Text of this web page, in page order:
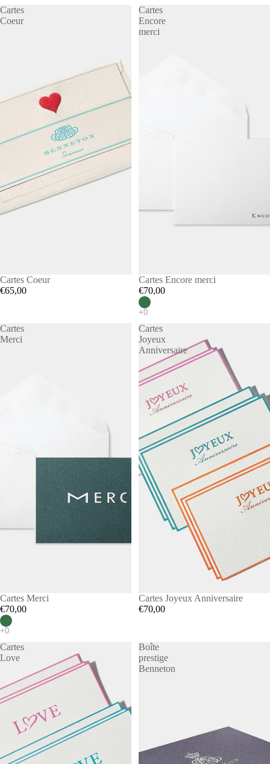
Cartes
Coeur
Cartes Coeur
€65,00
Cartes
Encore
merci
Cartes Encore merci
€70,00
Cartes
Merci
Cartes Merci
€70,00
Cartes
Joyeux
Anniversaire
Cartes Joyeux Anniversaire
€70,00
Cartes
Love
Boîte
prestige
Benneton